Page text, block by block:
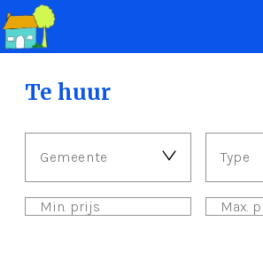
Te huur
Gemeente Type